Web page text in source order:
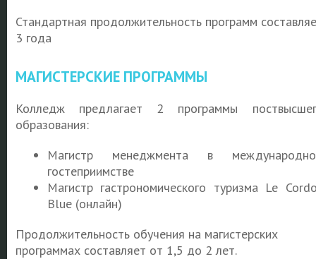
Стандартная продолжительность программ
3 года
МАГИСТЕРСКИЕ ПРОГРАММЫ
Колледж предлагает 2 программы
образования:
Магистр менеджмента в
гостеприимстве
Магистр гастрономического туризма Le
Blue (онлайн)
Продолжительность обучения на магистерских
программах составляет от 1,5 до 2 лет.